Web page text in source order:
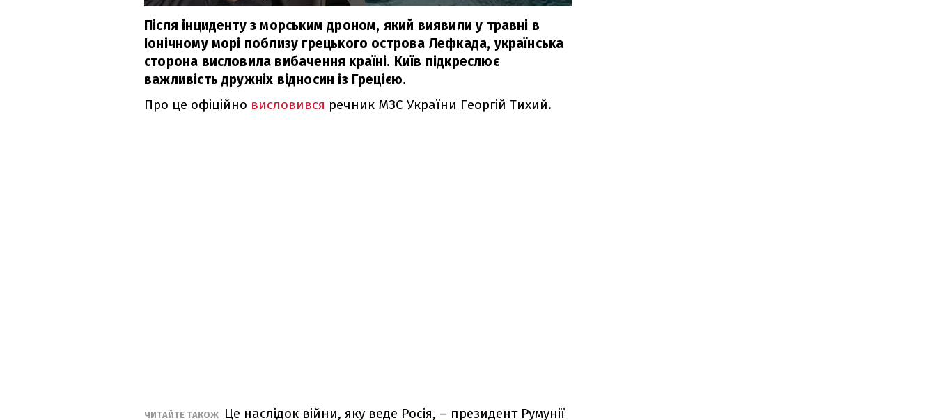
Після інциденту з морським дроном, який виявили у травні в
Іонічному морі поблизу грецького острова Лефкада, українська
сторона висловила вибачення країні. Київ підкреслює
важливість дружніх відносин із Грецією.
Про це офіційно висловився речник МЗС України Георгій Тихий.
ЧИТАЙТЕ ТАКОЖ
Це наслідок війни, яку веде Росія, – президент Румунії